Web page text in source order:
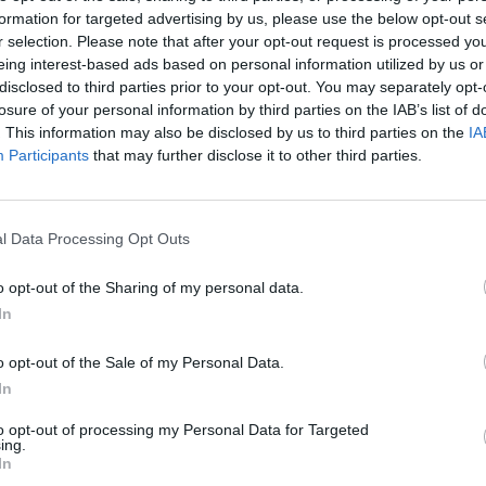
for targeted advertising by us, please use the below opt-out
selection. Please note that after your opt-out request is processed
interest-based ads based on personal information utilized by us
to third parties prior to your opt-out. You may separately
of your personal information by third parties on the IAB’s list of
This information may also be disclosed by us to third parties on the
Participants that may further disclose it to other third parties.
Data Processing Opt Outs
opt-out of the Sharing of my personal data.
opt-out of the Sale of my Personal Data.
opt-out of processing my Personal Data for Targeted
Χρυσαυγή Σαινοπούλουαπευθύνει η π.
.
ευπατρίδη Γ. Σαινόπουλου. Η Χρυσαυγή
το έργο του και πραγμάτωσε συμπληρωματικά
ξανά στις γειτονιές των Αγγέλων και από
τόσο αγάπησαν και υπηρέτησαν παράγοντας
της και την αμέριστη συμπαράστασή της
συνεργασία μας.
της Τέχνης με λύπη Σας αποχαιρετά και Σας
άξιοι μιμητές σας.
στους συνεργάτες της»